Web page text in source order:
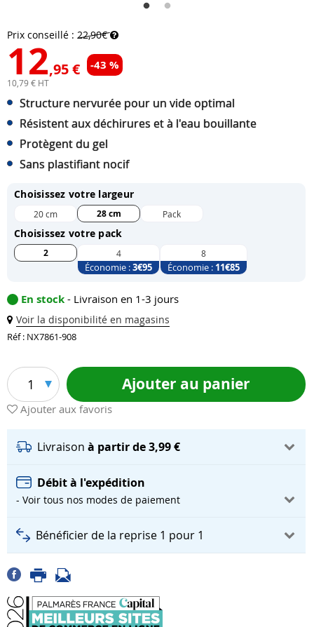
Prix conseillé : 22,90€
12,95 € -43 %
10,79 € HT
Structure nervurée pour un vide optimal
Résistent aux déchirures et à l'eau bouillante
Protègent du gel
Sans plastifiant nocif
Choisissez votre largeur
20 cm 28 cm Pack
Choisissez votre pack
2 4
Économie :3€95
8
Économie : 11€85
En stock - Livraison en 1-3 jours
Voir la disponibilité en magasins
Réf : NX7861-908
1 Ajouter au panier
Ajouter aux favoris
Livraison à partir de 3,99 €
Débit à l'expédition
- Voir tous nos modes de paiement
Bénéficier de la reprise 1 pour 1